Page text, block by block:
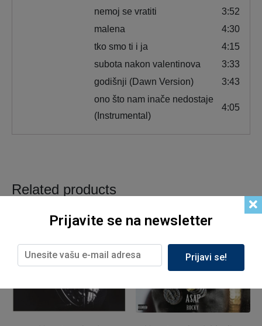
nemoj se vratiti
3:52
malena
4:30
tko smo ti i ja
4:15
subota nakon valentinova
3:33
godišnji (Dawn Version)
3:43
ono što nam inače nedostaje
(Instrumental)
4:05
Related products
Prijavite se na newsletter
Prijavi se!